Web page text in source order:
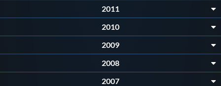
2011
2010
2009
2008
2007